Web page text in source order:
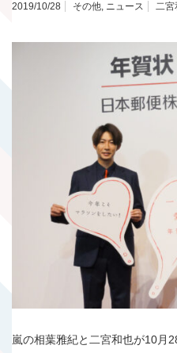
2019/10/28 その他, ニュース 二宮
嵐の相葉雅紀と二宮和也が10月